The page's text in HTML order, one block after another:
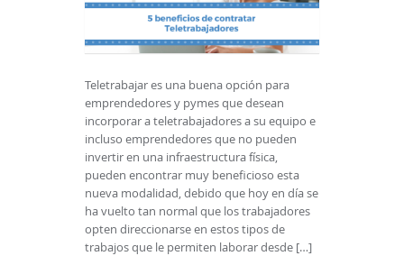
Teletrabajar es una buena opción para
emprendedores y pymes que desean
incorporar a teletrabajadores a su equipo e
incluso emprendedores que no pueden
invertir en una infraestructura física,
pueden encontrar muy beneficioso esta
nueva modalidad, debido que hoy en día se
ha vuelto tan normal que los trabajadores
opten direccionarse en estos tipos de
trabajos que le permiten laborar desde […]